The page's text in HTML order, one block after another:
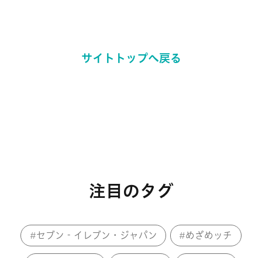
サイトトップへ戻る
注目のタグ
セブン‐イレブン・ジャパン めざめッチ